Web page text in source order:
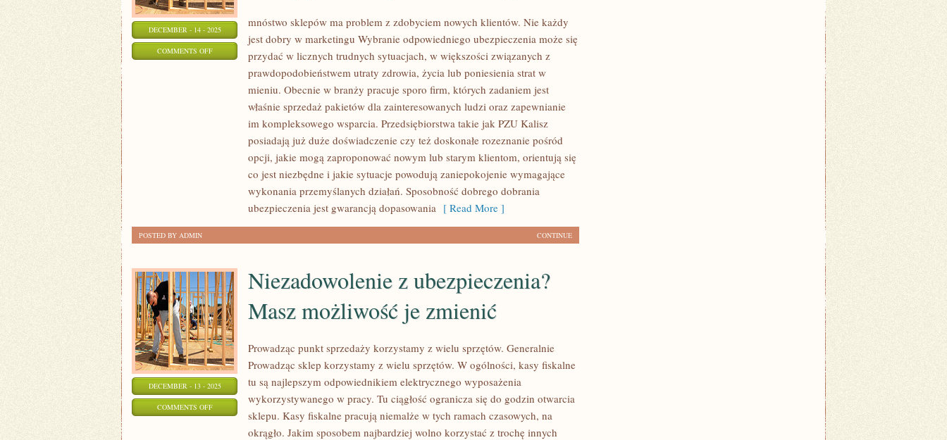
DECEMBER - 14 - 2025
COMMENTS OFFON
UZYSKANIEM
KLIENTÓW.
KAŻDY
JEST
W
MARKETINGU
mnóstwo sklepów ma problem z zdobyciem nowych klientów. Nie każdy
jest dobry w marketingu Wybranie odpowiedniego ubezpieczenia może się
przydać w licznych trudnych sytuacjach, w większości związanych z
prawdopodobieństwem utraty zdrowia, życia lub poniesienia strat w
mieniu. Obecnie w branży pracuje sporo firm, których zadaniem jest
właśnie sprzedaż pakietów dla zainteresowanych ludzi oraz zapewnianie
im kompleksowego wsparcia. Przedsiębiorstwa takie jak PZU Kalisz
posiadają już duże doświadczenie czy też doskonałe rozeznanie pośród
opcji, jakie mogą zaproponować nowym lub starym klientom, orientują się
co jest niezbędne i jakie sytuacje powodują zaniepokojenie wymagające
wykonania przemyślanych działań. Sposobność dobrego dobrania
ubezpieczenia jest gwarancją dopasowania [ Read More ]
CONTINUE
POSTED BY ADMIN
DECEMBER - 13 - 2025
COMMENTS OFFON
NIEZADOWOLENIE
Niezadowolenie z ubezpieczenia?
Masz możliwość je zmienić
Prowadząc punkt sprzedaży korzystamy z wielu sprzętów. Generalnie
Prowadząc sklep korzystamy z wielu sprzętów. W ogólności, kasy fiskalne
tu są najlepszym odpowiednikiem elektrycznego wyposażenia
wykorzystywanego w pracy. Tu ciągłość ogranicza się do godzin otwarcia
sklepu. Kasy fiskalne pracują niemalże w tych ramach czasowych, na
okrągło. Jakim sposobem najbardziej wolno korzystać z trochę innych